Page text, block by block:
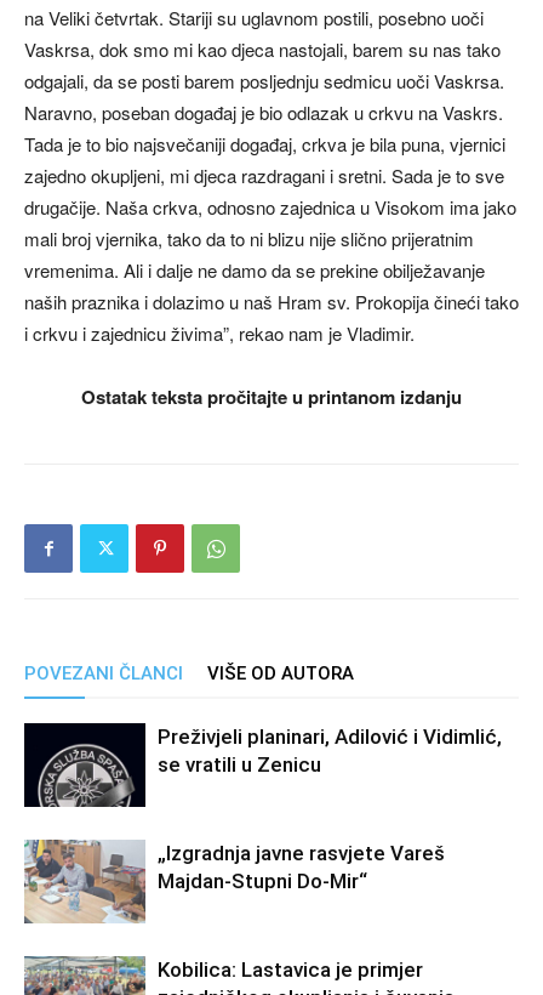
na Veliki četvrtak. Stariji su uglavnom postili, posebno uoči
Vaskrsa, dok smo mi kao djeca nastojali, barem su nas tako
odgajali, da se posti barem posljednju sedmicu uoči Vaskrsa.
Naravno, poseban događaj je bio odlazak u crkvu na Vaskrs.
Tada je to bio najsvečaniji događaj, crkva je bila puna, vjernici
zajedno okupljeni, mi djeca razdragani i sretni. Sada je to sve
drugačije. Naša crkva, odnosno zajednica u Visokom ima jako
mali broj vjernika, tako da to ni blizu nije slično prijeratnim
vremenima. Ali i dalje ne damo da se prekine obilježavanje
naših praznika i dolazimo u naš Hram sv. Prokopija čineći tako
i crkvu i zajednicu živima”, rekao nam je Vladimir.
Ostatak teksta pročitajte u printanom izdanju
POVEZANI ČLANCI VIŠE OD AUTORA
Preživjeli planinari, Adilović i Vidimlić,
se vratili u Zenicu
„Izgradnja javne rasvjete Vareš
Majdan-Stupni Do-Mir“
Kobilica: Lastavica je primjer